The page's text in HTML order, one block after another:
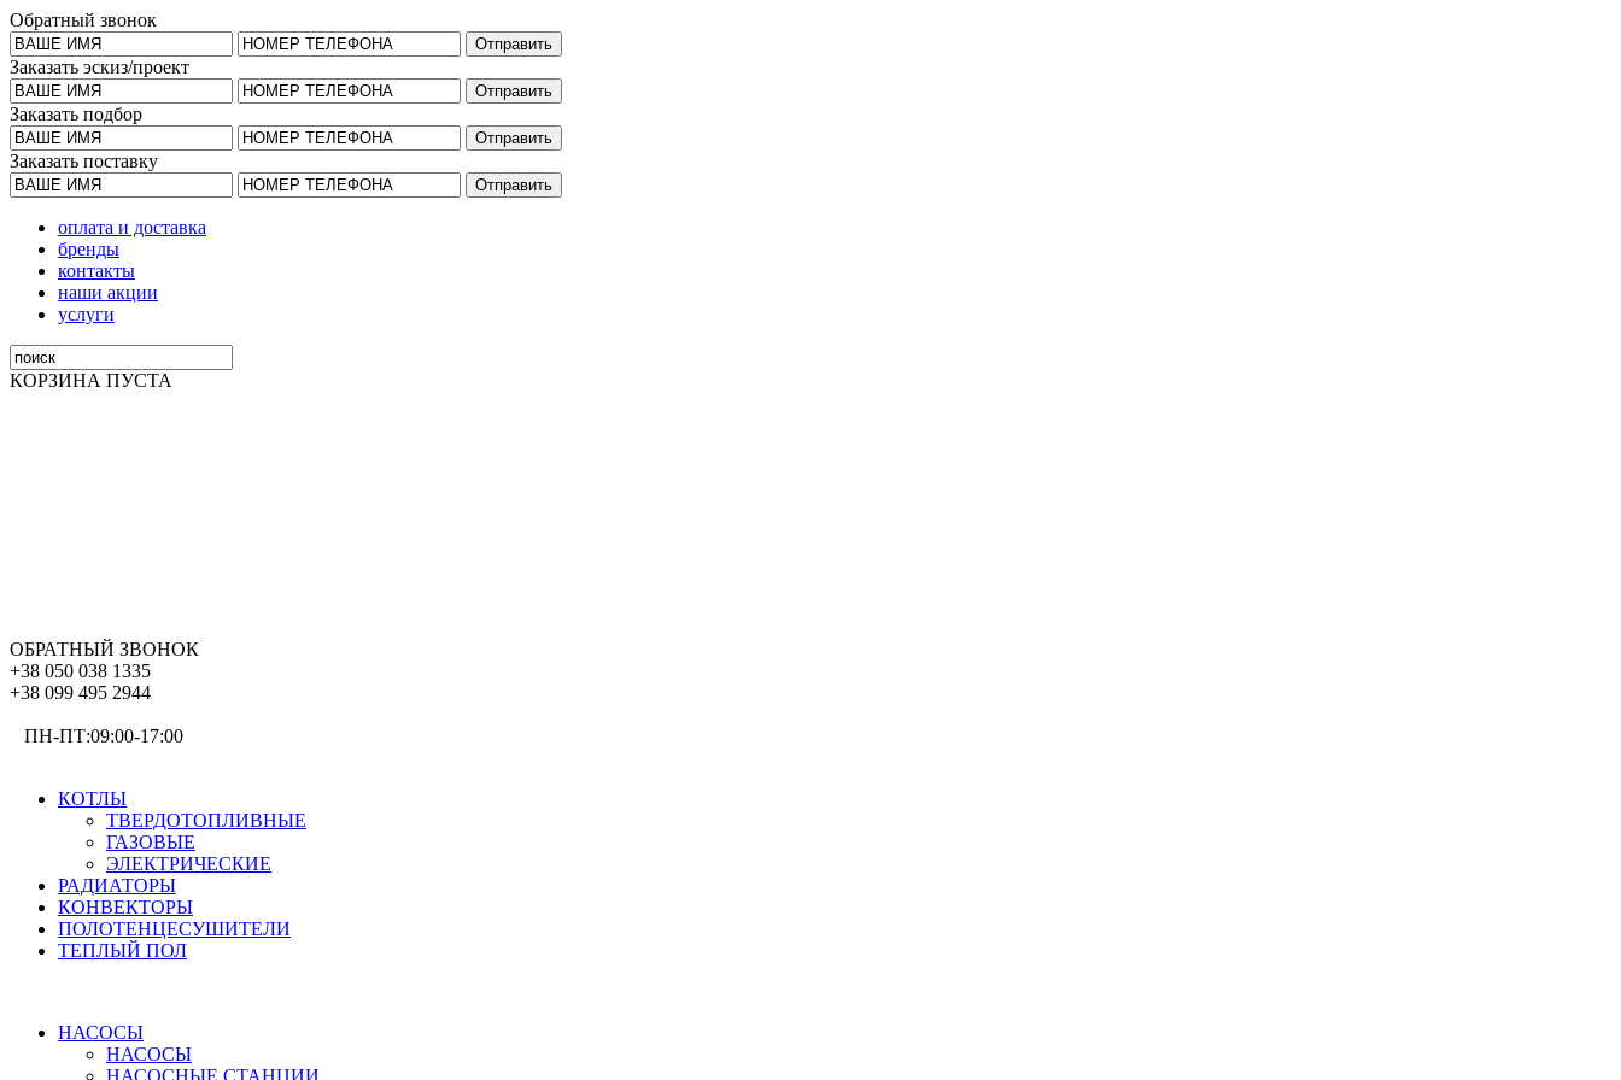
Обратный звонок
Заказать эскиз/проект
Заказать подбор
Заказать поставку
оплата и доставка
бренды
контакты
наши акции
услуги
КОРЗИНА ПУСТА
ОБРАТНЫЙ ЗВОНОК
+38 050 038 1335
+38 099 495 2944
ПН-ПТ:09:00-17:00
КОТЛЫ
ТВЕРДОТОПЛИВНЫЕ
ГАЗОВЫЕ
ЭЛЕКТРИЧЕСКИЕ
РАДИАТОРЫ
КОНВЕКТОРЫ
ПОЛОТЕНЦЕСУШИТЕЛИ
ТЕПЛЫЙ ПОЛ
НАСОСЫ
НАСОСЫ
НАСОСНЫЕ СТАНЦИИ